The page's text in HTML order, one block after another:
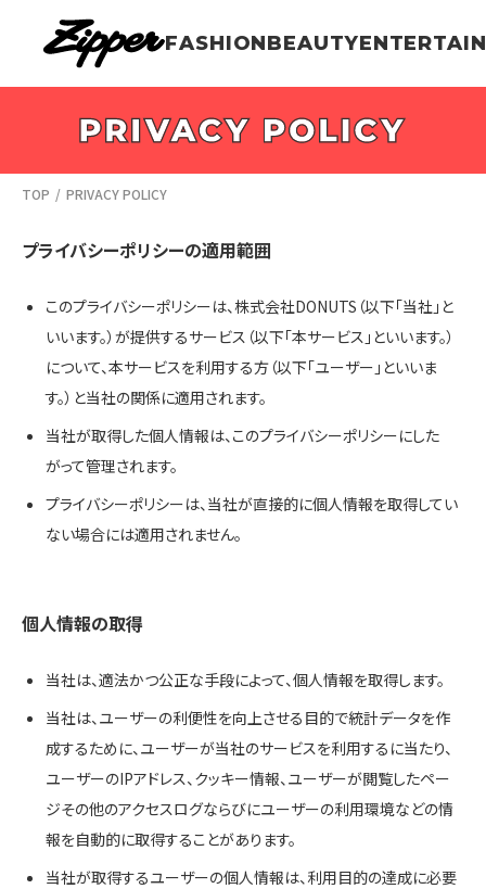
FASHIONBEAUTY
TOP PRIVACY POLICY
プライバシーポリシーの適用範囲
このプライバシーポリシーは、株式会社DONUTS（以下「当社」と
いいます。）が提供するサービス（以下「本サービス」といいます。）
について、本サービスを利用する方（以下「ユーザー」といいま
す。）と当社の関係に適用されます。
当社が取得した個人情報は、このプライバシーポリシーにした
がって管理されます。
プライバシーポリシーは、当社が直接的に個人情報を取得してい
ない場合には適用されません。
個人情報の取得
当社は、適法かつ公正な手段によって、個人情報を取得します。
当社は、ユーザーの利便性を向上させる目的で統計データを作
成するために、ユーザーが当社のサービスを利用するに当たり、
ユーザーのIPアドレス、クッキー情報、ユーザーが閲覧したペー
ジその他のアクセスログならびにユーザーの利用環境などの情
報を自動的に取得することがあります。
当社が取得するユーザーの個人情報は、利用目的の達成に必要